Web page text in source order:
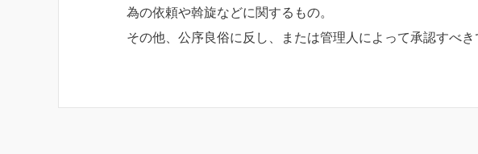
為の依頼や斡旋などに関するもの。
その他、公序良俗に反し、または管理人によって承認すべき